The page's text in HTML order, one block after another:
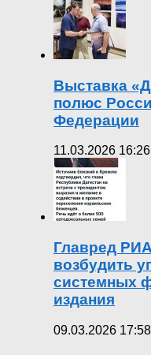
Выставка
полюс
Федерации
11.03.2026 16:26
Главред
возбудить
системных
издания
09.03.2026 17:58